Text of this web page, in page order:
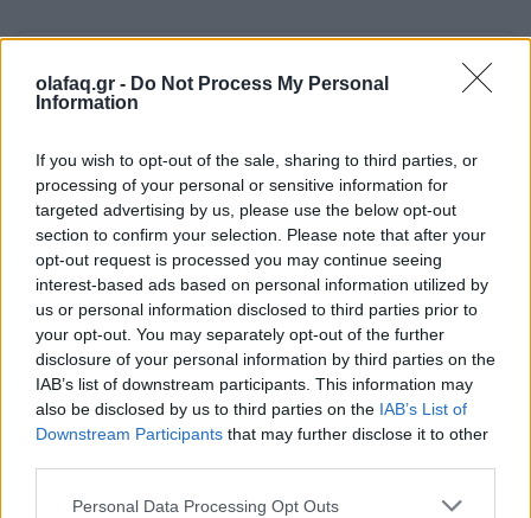
olafaq.gr - Do Not Process My Personal
Information
If you wish to opt-out of the sale, sharing to third parties, or
processing of your personal or sensitive information for
targeted advertising by us, please use the below opt-out
section to confirm your selection. Please note that after your
opt-out request is processed you may continue seeing
interest-based ads based on personal information utilized by
us or personal information disclosed to third parties prior to
your opt-out. You may separately opt-out of the further
disclosure of your personal information by third parties on the
IAB’s list of downstream participants. This information may
also be disclosed by us to third parties on the IAB’s List of
Downstream Participants that may further disclose it to other
Personal Data Processing Opt Outs